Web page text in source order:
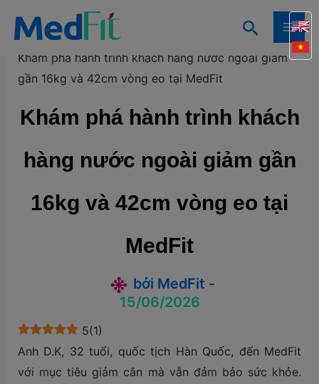
dung
Tìm
kiếm
Trang chủ
Câu chuyện khách hàng
Khám phá hành trình khách hàng nước ngoài giảm
gần 16kg và 42cm vòng eo tại MedFit
Khám phá hành trình khách
hàng nước ngoài giảm gần
16kg và 42cm vòng eo tại
MedFit
bởi MedFit -
15/06/2026
5(1)
Anh D.K, 32 tuổi, quốc tịch Hàn Quốc, đến MedFit
với mục tiêu giảm cân mà vẫn đảm bảo sức khỏe.